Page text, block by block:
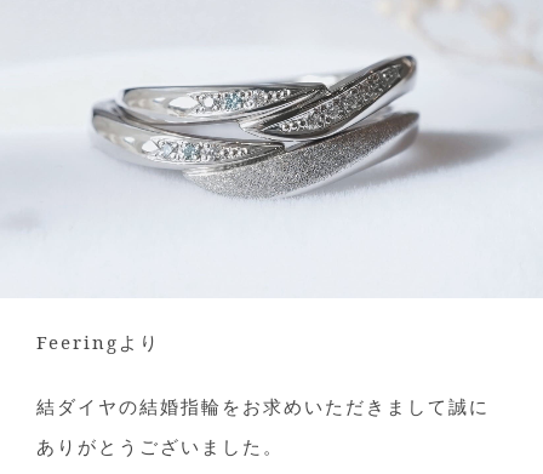
Feeringより
結ダイヤの結婚指輪をお求めいただきまして誠に
ありがとうございました。